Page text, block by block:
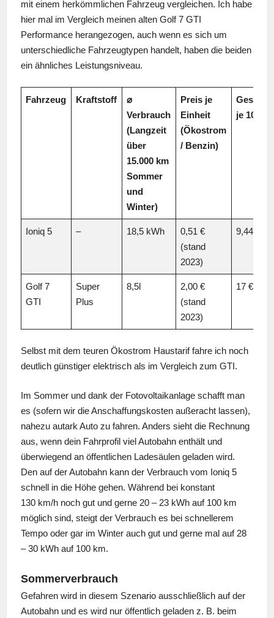
mit einem herkömmlichen Fahrzeug vergleichen. Ich habe
hier mal im Vergleich meinen alten Golf 7 GTI
Performance herangezogen, auch wenn es sich um
unterschiedliche Fahrzeugtypen handelt, haben die beiden
ein ähnliches Leistungsniveau.
Fahrzeug Kraftstoff
⌀
Verbrauch
(Langzeit
über
15.000 km
Sommer
und
Winter)
Preis je
Einheit
(Ökostrom
/ Benzin)
je 100
Ioniq 5 – 18,5 kWh
0,51 €
(stand
2023)
9,44 €
Golf 7
GTI
Super
Plus
8,5l
2,00 €
(stand
2023)
17 €
Selbst mit dem teuren Ökostrom Haustarif fahre ich noch
deutlich günstiger elektrisch als im Vergleich zum GTI.
Im Sommer und dank der Fotovoltaikanlage schafft man
es (sofern wir die Anschaffungskosten außeracht lassen),
nahezu autark Auto zu fahren. Anders sieht die Rechnung
aus, wenn dein Fahrprofil viel Autobahn enthält und
überwiegend an öffentlichen Ladesäulen geladen wird.
Den auf der Autobahn kann der Verbrauch vom Ioniq 5
schnell in die Höhe gehen. Während bei konstant
130 km/h noch gut und gerne 20 – 23 kWh auf 100 km
möglich sind, steigt der Verbrauch es bei schnellerem
Tempo oder gar im Winter auch gut und gerne mal auf 28
– 30 kWh auf 100 km.
Sommerverbrauch
Gefahren wird in diesem Szenario ausschließlich auf der
Autobahn und es wird nur öffentlich geladen z. B. beim